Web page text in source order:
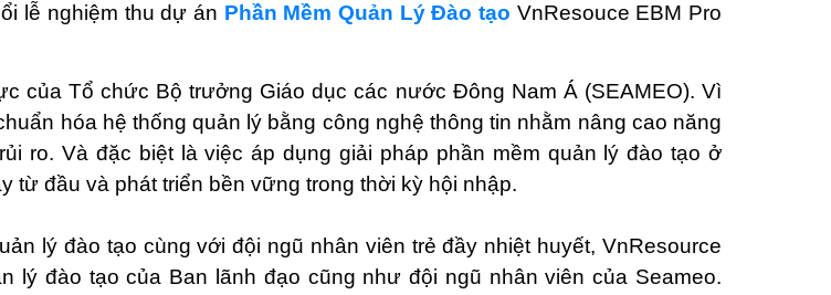
lễ nghiệm thu dự án Phần Mềm Quản Lý Đào tạo VnResouce EBM Pro
của Tổ chức Bộ trưởng Giáo dục các nước Đông Nam Á (SEAMEO). Vì
hóa hệ thống quản lý bằng công nghệ thông tin nhằm nâng cao năng
ro. Và đặc biệt là việc áp dụnggiải pháp phần mềm quản lý đào tạo ở
từ đầu và phát triển bền vững trong thời kỳ hội nhập.
lý đào tạo cùng với đội ngũ nhân viên trẻ đầy nhiệt huyết, VnResource
đào tạo của Ban lãnh đạo cũng như đội ngũ nhân viên của Seameo.